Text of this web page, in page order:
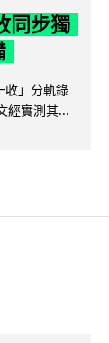
同步獨
收」分軌錄
經實測其...